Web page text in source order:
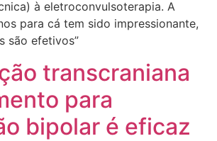
à eletroconvulsoterapia. A
para cá tem sido impressionante,
são efetivos”
transcraniana
para
bipolar é eficaz